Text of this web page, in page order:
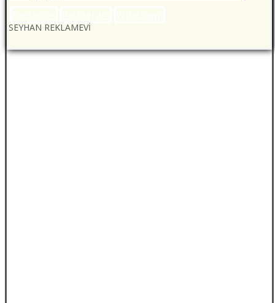
SEYHAN REKLAMEVİ